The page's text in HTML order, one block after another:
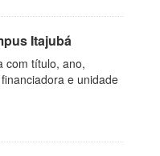
Itajubá
com título, ano,
e unidade